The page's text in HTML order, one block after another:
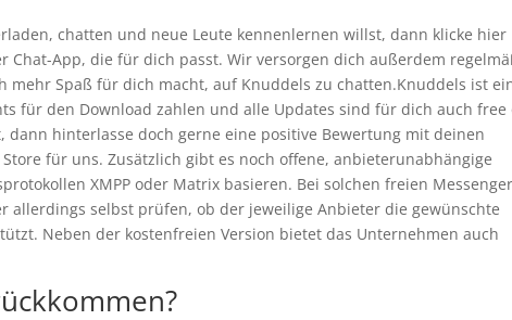
chatten und neue Leute kennenlernen willst, dann klicke hier
Chat-App, die für dich passt. Wir versorgen dich außerdem
mehr Spaß für dich macht, auf Knuddels zu chatten.Knuddels ist
für den Download zahlen und alle Updates sind für dich auch free
dann hinterlasse doch gerne eine positive Bewertung mit deinen
für uns. Zusätzlich gibt es noch offene, anbieterunabhängige
XMPP oder Matrix basieren. Bei solchen freien
allerdings selbst prüfen, ob der jeweilige Anbieter die gewünschte
Neben der kostenfreien Version bietet das Unternehmen auch